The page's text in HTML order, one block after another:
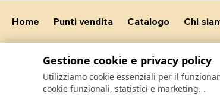
Home Punti vendita Catalogo Chi
Gestione cookie e privacy policy
Utilizziamo cookie essenziali per il
cookie funzionali, statistici e marketing. .